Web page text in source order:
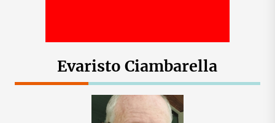
Evaristo Ciambarella